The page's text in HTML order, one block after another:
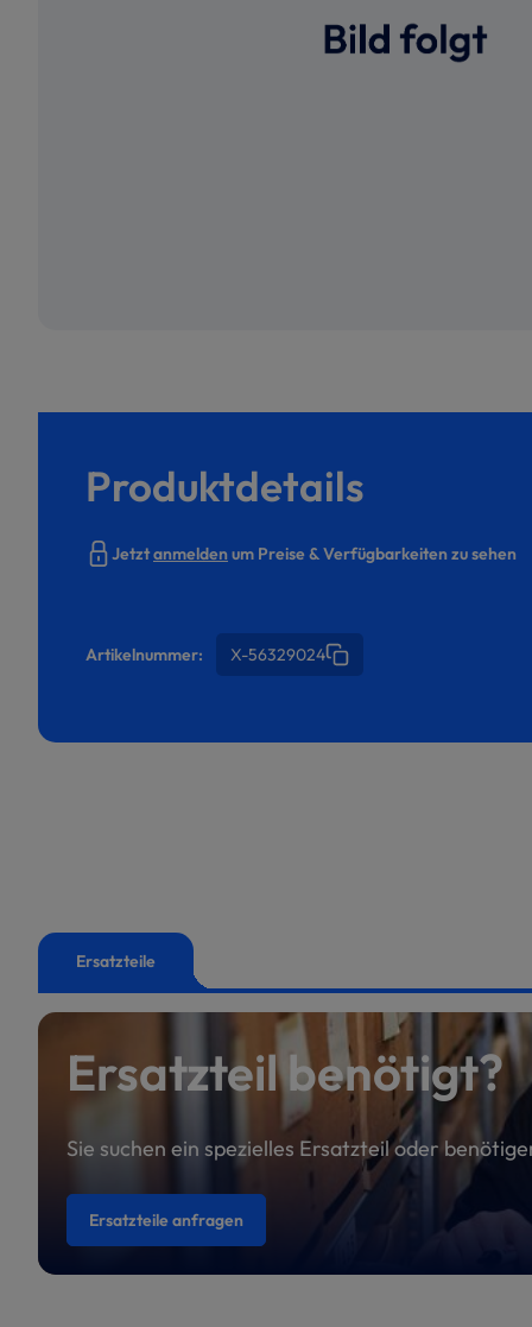
Produktdetails
Jetztanmeldenum Preise & Verfügbarkeiten zu sehen
Artikelnummer: X-56329024
Ersatzteile
Ersatzteil benötigt?
Sie suchen ein spezielles Ersatzteil oder
Ersatzteile anfragen